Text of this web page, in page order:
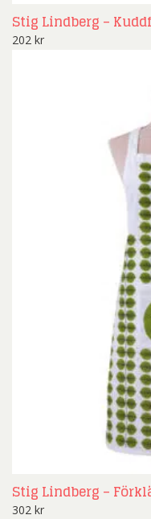
Stig Lindberg –
202 kr
Stig Lindberg –
302 kr